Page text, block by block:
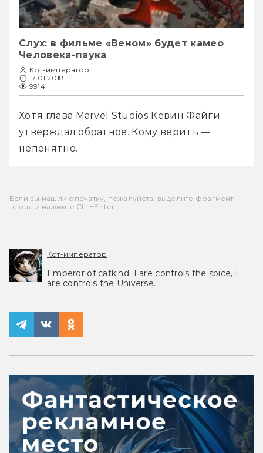
Слух: в фильме «Веном» будет камео
Человека-паука
Кот-император
17.01.2018
9914
Хотя глава Marvel Studios Кевин Файги
утверждал обратное. Кому верить —
непонятно.
Если вы нашли опечатку, пожалуйста, выделите фрагмент
текста и нажмите Ctrl+Enter.
Кот-император
Emperor of catkind. I are controls the spice, I
are controls the Universe.